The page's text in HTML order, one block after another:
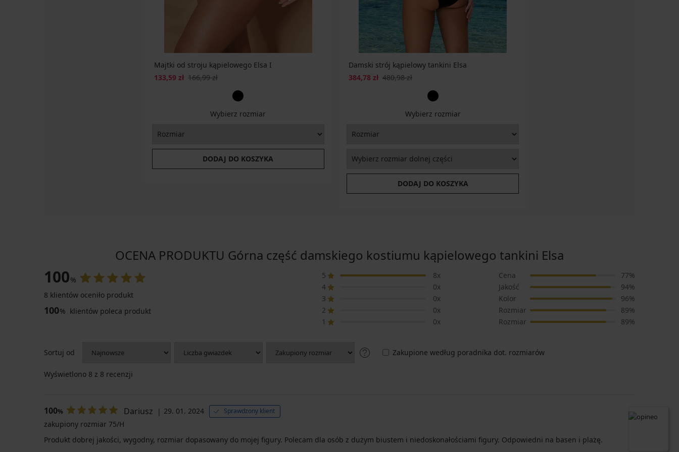
Majtki od stroju kąpielowego Elsa I
133,59 zł 166,99 zł
Wybierz rozmiar
DODAJ DO KOSZYKA
Damski strój kąpielowy tankini Elsa
384,78 zł 480,98 zł
Wybierz rozmiar
DODAJ DO KOSZYKA
OCENA PRODUKTU Górna część damskiego kostiumu kąpielowego tankini Elsa
100%
8 klientów oceniło produkt
100% klientów poleca produkt
5
8x
4
0x
3
0x
2
0x
1
0x
Cena
77%
Jakość
94%
Kolor
96%
Rozmiar
89%
Rozmiar
89%
Sortuj od Zakupione według poradnika dot. rozmiarów
Wyświetlono 8 z 8 recenzji
100% Dariusz 29. 01. 2024 Sprawdzony klient
zakupiony rozmiar 75/H
Produkt dobrej jakości, wygodny, rozmiar dopasowany do mojej figury. Polecam dla osób z dużym biustem i niedoskonałościami figury. Odpowiedni na basen i plażę.